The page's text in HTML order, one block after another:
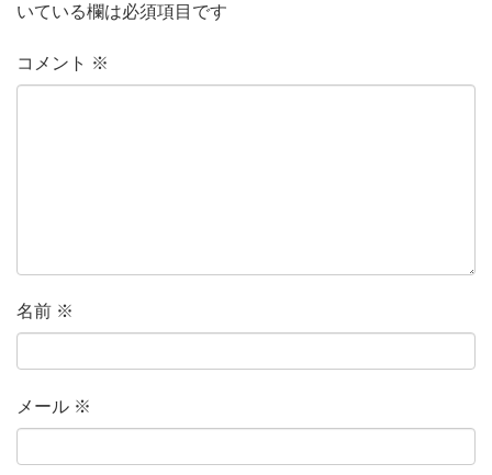
いている欄は必須項目です
コメント ※
名前 ※
メール ※